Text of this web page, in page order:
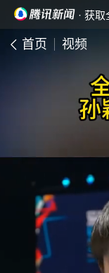
· 获
首页 视频